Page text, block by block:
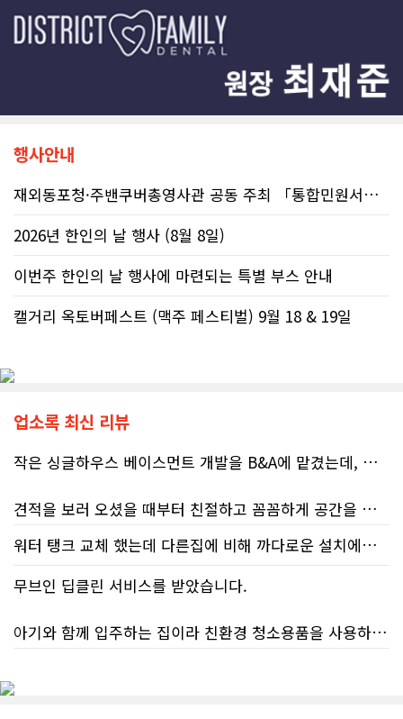
행사안내
재외동포청·주밴쿠버총영사관 공동 주최 「통합민원서비스 온라인 화상상담회..
2026년 한인의 날 행사 (8월 8일)
이번주 한인의 날 행사에 마련되는 특별 부스 안내
캘거리 옥토버페스트 (맥주 페스티벌) 9월 18 & 19일
업소록 최신 리뷰
작은 싱글하우스 베이스먼트 개발을 B&A에 맡겼는데, 처음부터 끝까지 정말 만족스러운 경험이었습니다.
견적을 보러 오셨을 때부터 친절하고 꼼꼼하게 공간을 확인해 주셨고, 여러 옵션이 포함된 견적 금액도 다른 업체들과 비교했을 때 매우 합리적이었습니다.
저희 집은 사이드 도어가 없어 작업하시기 불편하셨을 텐데도 항상 밝은 모습으로 오셔서 성실하게 작업해 주셨습니다. 공사 중에도 진행 상황과 앞으로의 작업 계획을 수시로 자세히 설명해 주셔서 믿고 맡길 수 있었고, 세심한 소통에 큰 만족을 느꼈습니다.
베이스먼트 개발을 고민하시는 분들께 B&A를 자신 있게 추천드립니다.
워터 탱크 교체 했는데 다른집에 비해 까다로운 설치에도 불구하고 너무 친절하게 잘 해주셨습니다. 수제자 라이언님 최고!
무브인 딥클린 서비스를 받았습니다.
아기와 함께 입주하는 집이라 친환경 청소용품을 사용하는 업체를 찾고 있었는데, 믿음이 가서 망설임 없이 예약했습니다.